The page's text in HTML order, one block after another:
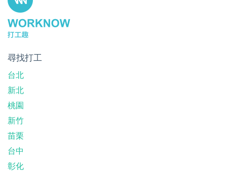
尋找打工
台北
新北
桃園
新竹
苗栗
台中
彰化